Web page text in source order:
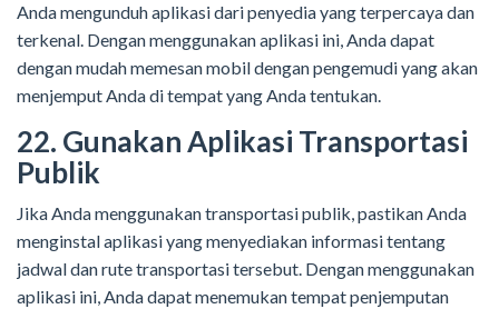
Anda mengunduh aplikasi dari penyedia yang terpercaya dan
terkenal. Dengan menggunakan aplikasi ini, Anda dapat
dengan mudah memesan mobil dengan pengemudi yang akan
menjemput Anda di tempat yang Anda tentukan.
22. Gunakan Aplikasi Transportasi
Publik
Jika Anda menggunakan transportasi publik, pastikan Anda
menginstal aplikasi yang menyediakan informasi tentang
jadwal dan rute transportasi tersebut. Dengan menggunakan
aplikasi ini, Anda dapat menemukan tempat penjemputan